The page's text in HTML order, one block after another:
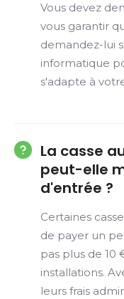
Vous devez
vous garantir
demandez-lui
informatique
s'adapte à
La casse
peut-elle
d'entrée ?
Certaines
de payer un
pas plus de 10
installations.
leurs frais